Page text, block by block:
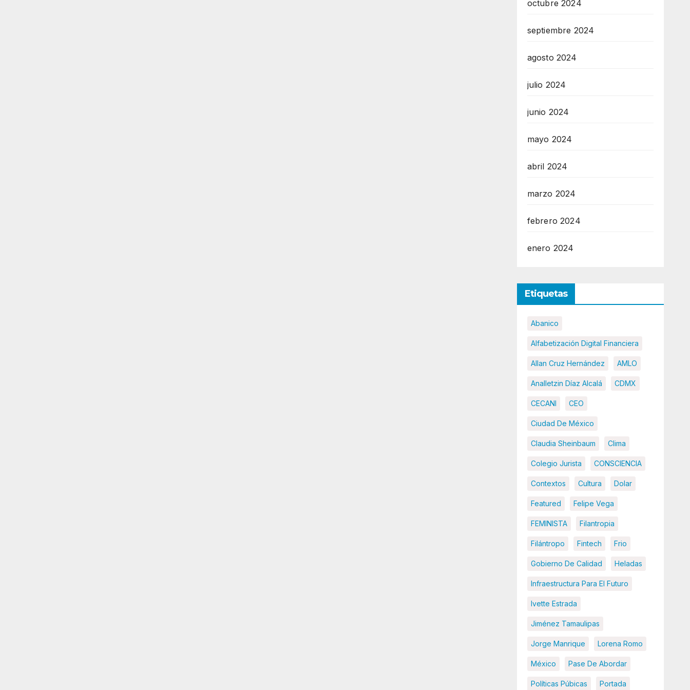
octubre 2024
septiembre 2024
agosto 2024
julio 2024
junio 2024
mayo 2024
abril 2024
marzo 2024
febrero 2024
enero 2024
Etiquetas
Abanico
Alfabetización Digital Financiera
Allan Cruz Hernández AMLO
Analletzin Díaz Alcalá CDMX
CECANI CEO
Ciudad De México
Claudia Sheinbaum Clima
Colegio Jurista CONSCIENCIA
Contextos Cultura Dolar
Featured Felipe Vega
FEMINISTA Filantropia
Filántropo Fintech Frio
Gobierno De Calidad Heladas
Infraestructura Para El Futuro
Ivette Estrada
Jiménez Tamaulipas
Jorge Manrique Lorena Romo
México Pase De Abordar
Políticas Púbicas Portada